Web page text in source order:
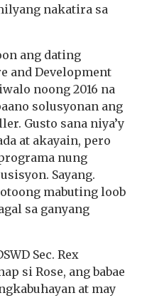
nakatira sa
ang dating
and Development
noong 2016 na
solusyonan ang
Gusto sana niya’y
at akayain, pero
nung
Sayang.
mabuting loob
sa ganyang
Sec. Rex
si Rose, ang babae
at may